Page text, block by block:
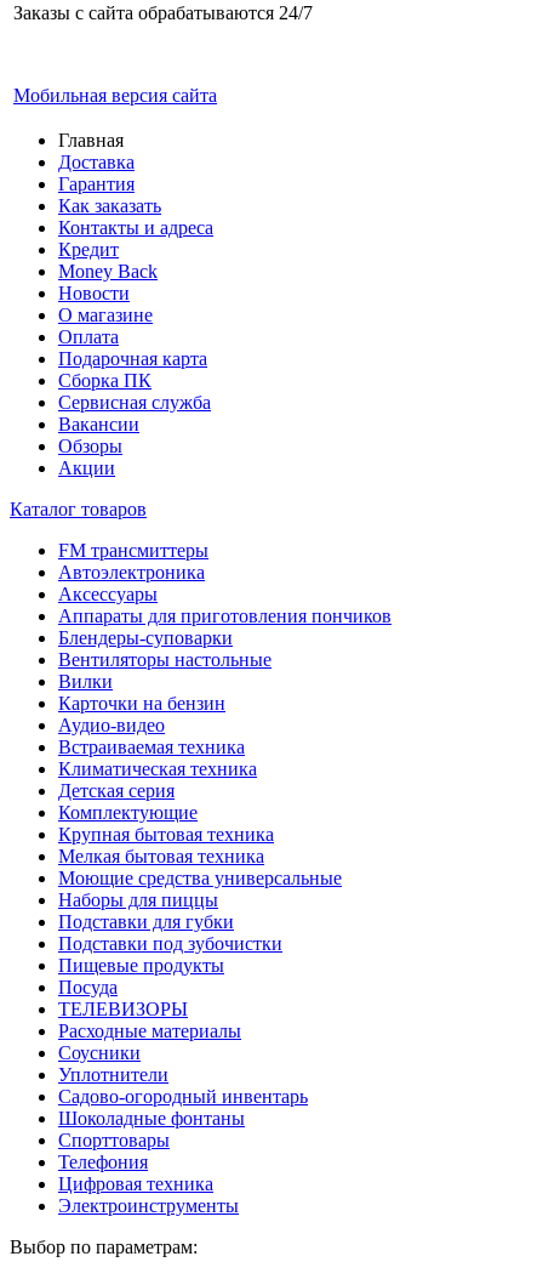
Заказы с сайта обрабатываются 24/7
Мобильная версия сайта
Главная
Доставка
Гарантия
Как заказать
Контакты и адреса
Кредит
Money Back
Новости
О магазине
Оплата
Подарочная карта
Сборка ПК
Сервисная служба
Вакансии
Обзоры
Акции
Каталог товаров
FM трансмиттеры
Автоэлектроника
Аксессуары
Аппараты для приготовления пончиков
Блендеры-суповарки
Вентиляторы настольные
Вилки
Карточки на бензин
Аудио-видео
Встраиваемая техника
Климатическая техника
Детская серия
Комплектующие
Крупная бытовая техника
Мелкая бытовая техника
Моющие средства универсальные
Наборы для пиццы
Подставки для губки
Подставки под зубочистки
Пищевые продукты
Посуда
ТЕЛЕВИЗОРЫ
Расходные материалы
Соусники
Уплотнители
Садово-огородный инвентарь
Шоколадные фонтаны
Спорттовары
Телефония
Цифровая техника
Электроинструменты
Выбор по параметрам: